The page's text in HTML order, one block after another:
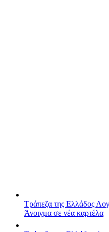
Τράπεζα της Ελλάδος
Άνοιγμα σε νέα καρτέλα